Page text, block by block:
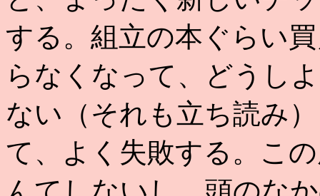
する。組立の本ぐらい
らなくなって、どうし
ない（それも立ち読み
て、よく失敗する。こ